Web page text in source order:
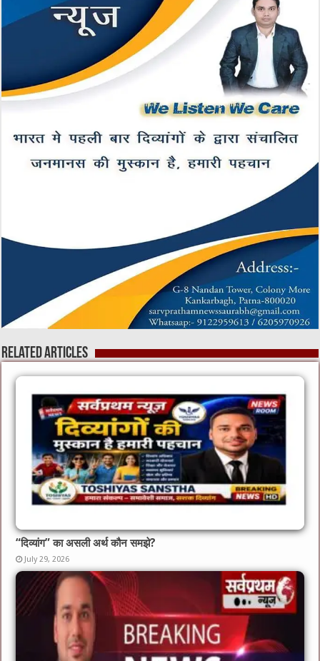
Related Articles
“दिव्यांग” का असली अर्थ कौन समझे?
July 29, 2026